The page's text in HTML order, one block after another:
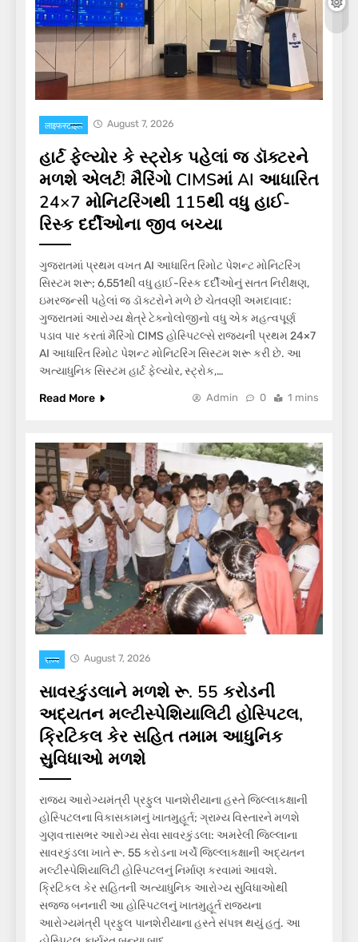
लाइफस्टाइल August 7, 2026
હાર્ટ ફેલ્યોર કે સ્ટ્રોક પહેલાં જ ડૉક્ટરને
મળશે એલર્ટ! મૈરિંગો CIMSમાં AI આધારિત
24×7 મોનિટરિંગથી 115થી વધુ હાઈ-
રિસ્ક દર્દીઓના જીવ બચ્યા
ગુજરાતમાં પ્રથમ વખત AI આધારિત રિમોટ પેશન્ટ મોનિટરિંગ
સિસ્ટમ શરૂ; 6,551થી વધુ હાઈ-રિસ્ક દર્દીઓનું સતત નિરીક્ષણ,
ઇમરજન્સી પહેલાં જ ડૉક્ટરોને મળે છે ચેતવણી અમદાવાદ:
ગુજરાતમાં આરોગ્ય ક્ષેત્રે ટેક્નોલોજીનો વધુ એક મહત્વપૂર્ણ
પડાવ પાર કરતાં મૈરિંગો CIMS હોસ્પિટલ્સે રાજ્યની પ્રથમ 24×7
AI આધારિત રિમોટ પેશન્ટ મોનિટરિંગ સિસ્ટમ શરૂ કરી છે. આ
અત્યાધુનિક સિસ્ટમ હાર્ટ ફેલ્યોર, સ્ટ્રોક,…
Read More
Admin 0 1 mins
राज्य August 7, 2026
સાવરકુંડલાને મળશે રૂ. 55 કરોડની
અદ્યતન મલ્ટીસ્પેશિયાલિટી હોસ્પિટલ,
ક્રિટિકલ કેર સહિત તમામ આધુનિક
સુવિધાઓ મળશે
રાજ્ય આરોગ્યમંત્રી પ્રફુલ પાનશેરીયાના હસ્તે જિલ્લાકક્ષાની
હોસ્પિટલના વિકાસકામનું ખાતમુહૂર્ત; ગ્રામ્ય વિસ્તારને મળશે
ગુણવત્તાસભર આરોગ્ય સેવા સાવરકુંડલા: અમરેલી જિલ્લાના
સાવરકુંડલા ખાતે રૂ. 55 કરોડના ખર્ચે જિલ્લાકક્ષાની અદ્યતન
મલ્ટીસ્પેશિયાલિટી હોસ્પિટલનું નિર્માણ કરવામાં આવશે.
ક્રિટિકલ કેર સહિતની અત્યાધુનિક આરોગ્ય સુવિધાઓથી
સજ્જ બનનારી આ હોસ્પિટલનું ખાતમુહૂર્ત રાજ્યના
આરોગ્યમંત્રી પ્રફુલ પાનશેરીયાના હસ્તે સંપન્ન થયું હતું. આ